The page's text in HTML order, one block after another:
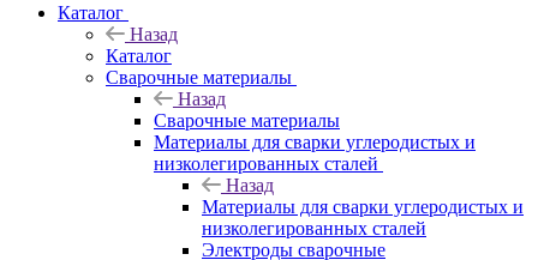
Каталог
Назад
Каталог
Сварочные материалы
Назад
Сварочные материалы
Материалы для сварки углеродистых и
низколегированных сталей
Назад
Материалы для сварки углеродистых и
низколегированных сталей
Электроды сварочные